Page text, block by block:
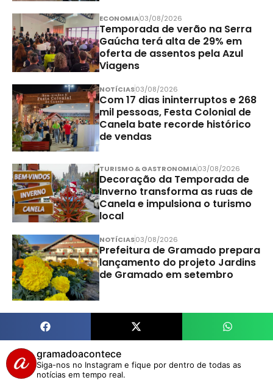
ECONOMIA03/08/2026
Temporada de verão na Serra
Gaúcha terá alta de 29% em
oferta de assentos pela Azul
Viagens
NOTÍCIAS03/08/2026
Com 17 dias ininterruptos e 268
mil pessoas, Festa Colonial de
Canela bate recorde histórico
de vendas
TURISMO & GASTRONOMIA03/08/2026
Decoração da Temporada de
Inverno transforma as ruas de
Canela e impulsiona o turismo
local
NOTÍCIAS03/08/2026
Prefeitura de Gramado prepara
lançamento do projeto Jardins
de Gramado em setembro
gramadoacontece
Siga-nos no Instagram e fique por dentro de todas as
notícias em tempo real.